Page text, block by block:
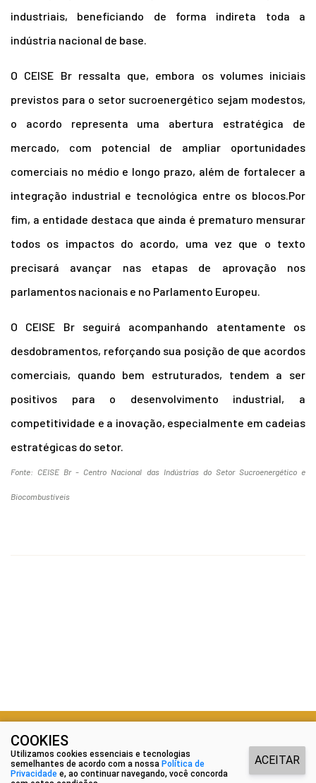
industriais, beneficiando de forma indireta toda a
indústria nacional de base.
O CEISE Br ressalta que, embora os volumes iniciais
previstos para o setor sucroenergético sejam modestos,
o acordo representa uma abertura estratégica de
mercado, com potencial de ampliar oportunidades
comerciais no médio e longo prazo, além de fortalecer a
integração industrial e tecnológica entre os blocos.Por
fim, a entidade destaca que ainda é prematuro mensurar
todos os impactos do acordo, uma vez que o texto
precisará avançar nas etapas de aprovação nos
parlamentos nacionais e no Parlamento Europeu.
O CEISE Br seguirá acompanhando atentamente os
desdobramentos, reforçando sua posição de que acordos
comerciais, quando bem estruturados, tendem a ser
positivos para o desenvolvimento industrial, a
competitividade e a inovação, especialmente em cadeias
estratégicas do setor.
Fonte: CEISE Br - Centro Nacional das Indústrias do Setor Sucroenergético e
Biocombustíveis
@ Copyright 2026 - Todos os direitos reservados.
Desenvolvido porWEB5
COOKIES
Utilizamos cookies essenciais e tecnologias
semelhantes de acordo com a nossa Política de
Privacidade e, ao continuar navegando, você concorda
ACEITAR